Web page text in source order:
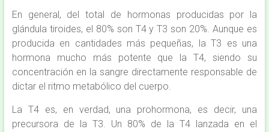
En general, del total de hormonas producidas por la
glándula tiroides, el 80% son T4 y T3 son 20%. Aunque es
producida en cantidades más pequeñas, la T3 es una
hormona mucho más potente que la T4, siendo su
concentración en la sangre directamente responsable de
dictar el ritmo metabólico del cuerpo.
La T4 es, en verdad, una prohormona, es decir, una
precursora de la T3. Un 80% de la T4 lanzada en el